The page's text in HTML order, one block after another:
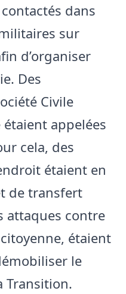
dans
sur
d’organiser
Des
Civile
appelées
cela, des
étaient en
de transfert
attaques contre
étaient
le
Transition.